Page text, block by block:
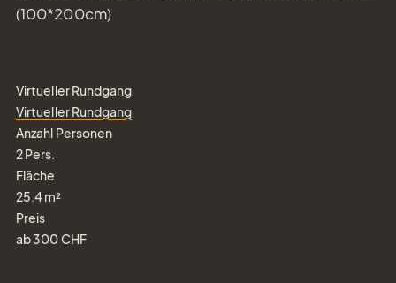
(100*200cm)
Virtueller Rundgang
Virtueller Rundgang
Anzahl Personen
2Pers.
Fläche
25.4m²
Preis
ab300 CHF